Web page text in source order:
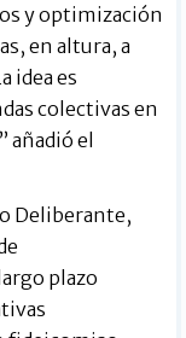
y optimización
en altura, a
idea es
colectivas en
añadió el
Deliberante,
plazo